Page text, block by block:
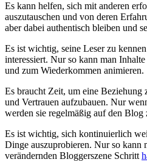
Es kann helfen, ⁢sich mit ⁤anderen
auszutauschen und von deren
aber⁤ dabei authentisch⁣ bleiben und
Es​ ist⁢ wichtig, seine Leser ⁣zu
interessiert. Nur so⁢ kann man
⁣und​ zum Wiederkommen animieren.
Es braucht Zeit, um eine ⁢Beziehung
und Vertrauen aufzubauen. ‌Nur
werden ​sie regelmäßig auf⁤ den ‌Blog
Es ist‌ wichtig, sich kontinuierlich
Dinge⁢ auszuprobieren. Nur​ so kann
⁣verändernden Bloggerszene Schritt